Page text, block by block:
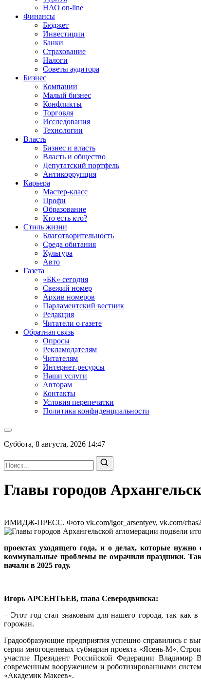
НАО on-line
Финансы
Бюджет
Инвестиции
Банки
Страхование
Налоги
Советы аудитора
Бизнес
Компании
Малый бизнес
Конфликты
Торговля
Исследования
Технологии
Власть
Бизнес и власть
Власть и общество
Депутатский портфель
Антикоррупция
Карьера
Мастер-класс
Профи
Образование
Кто есть кто?
Стиль жизни
Благотворительность
Среда обитания
Культура
Авто
Газета
«БК» сегодня
Свежий номер
Архив номеров
Парламентский вестник
Редакция
Читатели о газете
Обратная связь
Опросы
Рекламодателям
Читателям
Интернет-ресурсы
Наши услуги
Авторам
Контакты
Условия перепечатки
Политика конфиденциальности
Суббота, 8 августа, 2026 14:47
Главы городов
ИМИДЖ-ПРЕСС. Фото vk.com/igor_arsentyev, vk.com/
проектах уходящего года, и о делах, которые
коммунальные проблемы не омрачили праздники.
начали в 2025 году.
Игорь АРСЕНТЬЕВ, глава Северодвинска:
– Этот год стал знаковым для нашего города, так как
горожан.
Градообразующие предприятия успешно справились с
серии многоцелевых субмарин проекта «Ясень-М».
участие Президент Российской Федерации
современным вооружением и роботизированными
«Академик Макеев».